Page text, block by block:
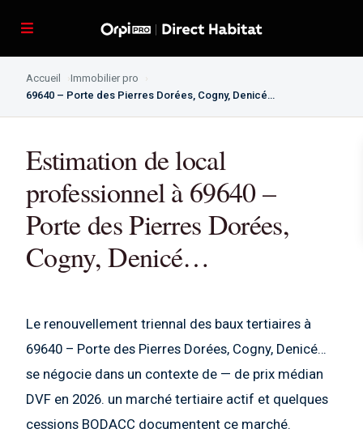
Accueil
Immobilier pro
69640 – Porte des Pierres Dorées, Cogny, Denicé…
Estimation de local
professionnel à 69640 –
Porte des Pierres Dorées,
Cogny, Denicé…
Le renouvellement triennal des baux tertiaires à
69640 – Porte des Pierres Dorées, Cogny, Denicé…
se négocie dans un contexte de — de prix médian
DVF en 2026. un marché tertiaire actif et quelques
cessions BODACC documentent ce marché.